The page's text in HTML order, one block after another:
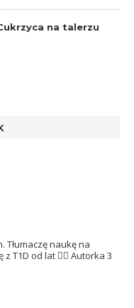
na talerzu
Tłumaczę naukę na
z T1D od lat 👩‍⚕️ Autorka 3